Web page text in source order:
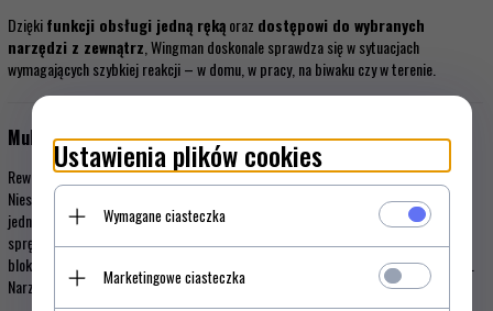
Dziękifunkcji obsługi jedną rękąoraz dostępowi do wybranych
narzędzi z zewnątrz , Wingman doskonale sprawdza się w sytuacjach
wymagających szybkiej reakcji – w domu, w pracy, na biwaku czy w terenie.
Multitool Leatherman Wingman 832523
Rewelacyjny model znanej amerykańskiej firmy Leatherman - Wingman.
Niesamowicie niska cena połączona z wysokiej jakości produktem czyni ten model
jednym z najatrakcyjniejszych pozycji na rynku. Zawiera 14 funkcji w tym m.in
sprężynujące kombinerki, które podwyższają komfort pracy multitoolem oraz
blokadę noża i nożyczek, dzięki której poziom bezpieczeństwa jest bardzo wysoki.
Narzędzie wykonane ze stali nierdzewnej.
Ustawienia plików cookies
Wymagane ciasteczka
Marketingowe ciasteczka